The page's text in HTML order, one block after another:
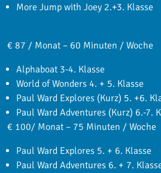
More Jump with Joey 2.+3. Klasse
€ 87 / Monat – 60 Minuten / Woche
Alphaboat 3-4. Klasse
World of Wonders 4. + 5. Klasse
Paul Ward Explores (Kurz) 5. +6.
Paul Ward Adventures (Kurz) 6.-7.
€ 100/ Monat – 75 Minuten / Woche
Paul Ward Explores 5. + 6. Klasse
Paul Ward Adventures 6. + 7.